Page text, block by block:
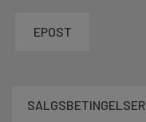
EPOST
SALGSBETINGELSER